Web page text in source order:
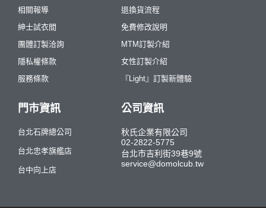
相關報導
紳士試衣間
團體訂製洽詢
隱私權條款
服務條款
退換貨流程
免費修改說明
MTM訂製介紹
女性訂製介紹
『Light』訂製新體驗
門市資訊
台北石牌總公司
台北忠孝旗艦店
台中向上店
公司資訊
秋氏企業有限公司
02-2822-5775
台北市吉利街39巷9號
service@domolcub.tw